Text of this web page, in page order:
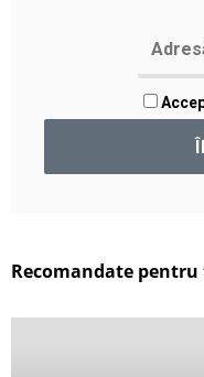
Recomandate